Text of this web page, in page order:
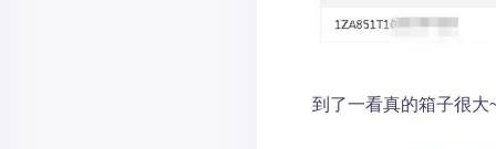
到了一看真的箱子很大